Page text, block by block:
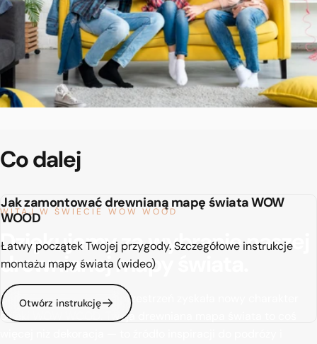
WITAJ W ŚWIECIE WOW WOOD
Dziękujemy za wybranie naszej
drewnianej mapy świata.
Cieszymy się, że Twoja przestrzeń zyskała nowy charakter
dzięki WOW WOOD. Twoja drewniana mapa świata to coś
Codalej
Jak zamontować drewnianą mapę świata WOW
WOOD
Łatwy początek Twojej przygody. Szczegółowe instrukcje
montażu mapy świata (wideo)
Otwórz instrukcję